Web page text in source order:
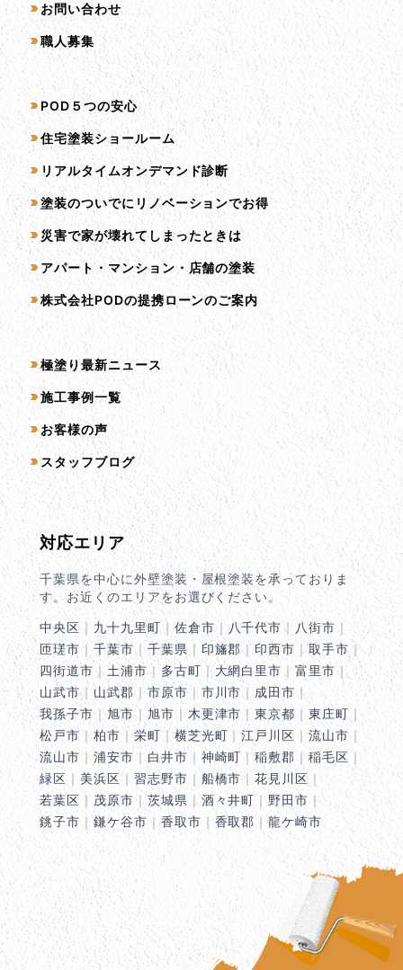
お問い合わせ
職人募集
サービス一覧
POD５つの安心
住宅塗装ショールーム
リアルタイムオンデマンド診断
塗装のついでにリノベーションでお得
災害で家が壊れてしまったときは
アパート・マンション・店舗の塗装
株式会社PODの提携ローンのご案内
コンテンツ一覧
極塗り最新ニュース
施工事例一覧
お客様の声
スタッフブログ
対応エリア
千葉県を中心に外壁塗装・屋根塗装を承っておりま
す。お近くのエリアをお選びください。
中央区 ｜九十九里町 ｜ 佐倉市 ｜ 八千代市｜ 八街市 ｜
匝瑳市 ｜ 千葉市｜ 千葉県 ｜ 印旛郡 ｜ 印西市 ｜取手市｜
四街道市 ｜ 土浦市｜多古町 ｜大網白里市 ｜富里市｜
山武市｜ 山武郡 ｜市原市｜ 市川市｜ 成田市 ｜
我孫子市｜旭市｜ 旭市 ｜ 木更津市 ｜東京都 ｜東庄町 ｜
松戸市 ｜ 柏市 ｜ 栄町 ｜横芝光町 ｜江戸川区 ｜流山市 ｜
流山市 ｜浦安市 ｜ 白井市 ｜ 神崎町 ｜稲敷郡 ｜稲毛区 ｜
緑区｜ 美浜区 ｜ 習志野市 ｜ 船橋市 ｜花見川区 ｜
若葉区 ｜ 茂原市 ｜ 茨城県 ｜ 酒々井町 ｜ 野田市 ｜
銚子市 ｜鎌ケ谷市 ｜ 香取市 ｜ 香取郡 ｜龍ケ崎市